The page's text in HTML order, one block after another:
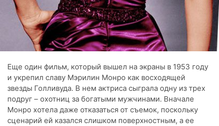
Еще один фильм, который вышел на экраны в 1953 году
и укрепил славу Мэрилин Монро как восходящей
звезды Голливуда. В нем актриса сыграла одну из трех
подруг – охотниц за богатыми мужчинами. Вначале
Монро хотела даже отказаться от съемок, поскольку
сценарий ей казался слишком поверхностным, а ее